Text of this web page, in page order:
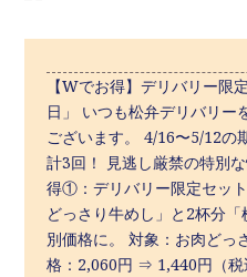
【Wでお得】デリバリー限
日」 いつも松弁デリバリー
ございます。 4/16〜5/12の
計3回！ 見逃し厳禁の特別
得①：デリバリー限定セッ
どっさり牛めし」と2杯分
別価格に。 対象：お肉どっ
格：2,060円 ⇒ 1,440円（税